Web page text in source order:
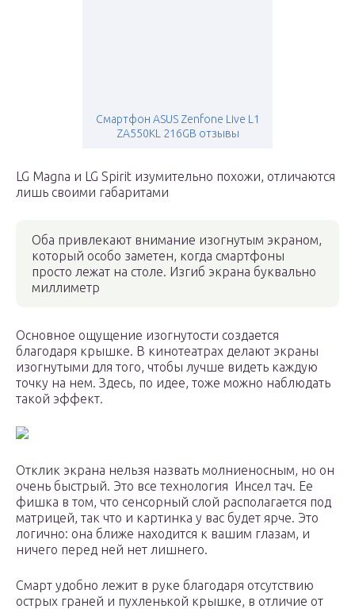
Смартфон ASUS Zenfone Live L1
ZA550KL 216GB отзывы
LG Magna и LG Spirit изумительно похожи, отличаются
лишь своими габаритами
Оба привлекают внимание изогнутым экраном,
который особо заметен, когда смартфоны
просто лежат на столе. Изгиб экрана буквально
миллиметр
Основное ощущение изогнутости создается
благодаря крышке. В кинотеатрах делают экраны
изогнутыми для того, чтобы лучше видеть каждую
точку на нем. Здесь, по идее, тоже можно наблюдать
такой эффект.
Отклик экрана нельзя назвать молниеносным, но он
очень быстрый. Это все технология Инсел тач. Ее
фишка в том, что сенсорный слой располагается под
матрицей, так что и картинка у вас будет ярче. Это
логично: она ближе находится к вашим глазам, и
ничего перед ней нет лишнего.
Смарт удобно лежит в руке благодаря отсутствию
острых граней и пухленькой крышке, в отличие от